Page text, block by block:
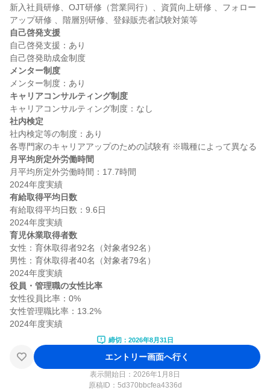
新入社員研修、OJT研修（営業同行）、資質向上研修 、フォロー
自己啓発支援
自己啓発支援：あり
メンター制度
キャリアコンサルティング制度
社内検定
社内検定等の制度：あり
月平均所定外労働時間
月平均所定外労働時間：17.7時間
有給取得平均日数
有給取得平均日数：9.6日
育児休業取得者数
女性：育休取得者92名（対象者92名）
男性：育休取得者40名（対象者79名）
役員・管理職の女性比率
女性役員比率：0%
女性管理職比率：13.2%
締切：2026年8月31日
エントリー画面へ行く
表示開始日：2026年1月8日
原稿ID： 5d370bbcfea4336d